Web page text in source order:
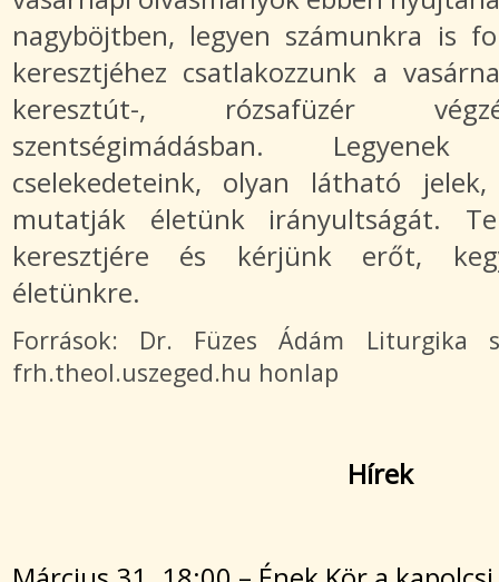
nagyböjtben, legyen számunkra is
keresztjéhez csatlakozzunk a
keresztút-, rózsafüzér
szentségimádásban.
cselekedeteink, olyan látható
mutatják életünk irányultságát.
keresztjére és kérjünk erőt,
életünkre.
Források: Dr. Füzes Ádám Liturgika
frh.theol.uszeged.hu honlap
Hírek